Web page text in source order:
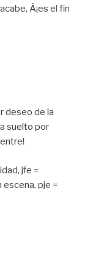
Â¡es el fin
deseo de la
suelto por
jfe =
escena, pje =